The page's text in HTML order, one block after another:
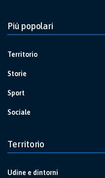
Più popolari
Territorio
Storie
Sport
Sociale
Territorio
Udine e dintorni